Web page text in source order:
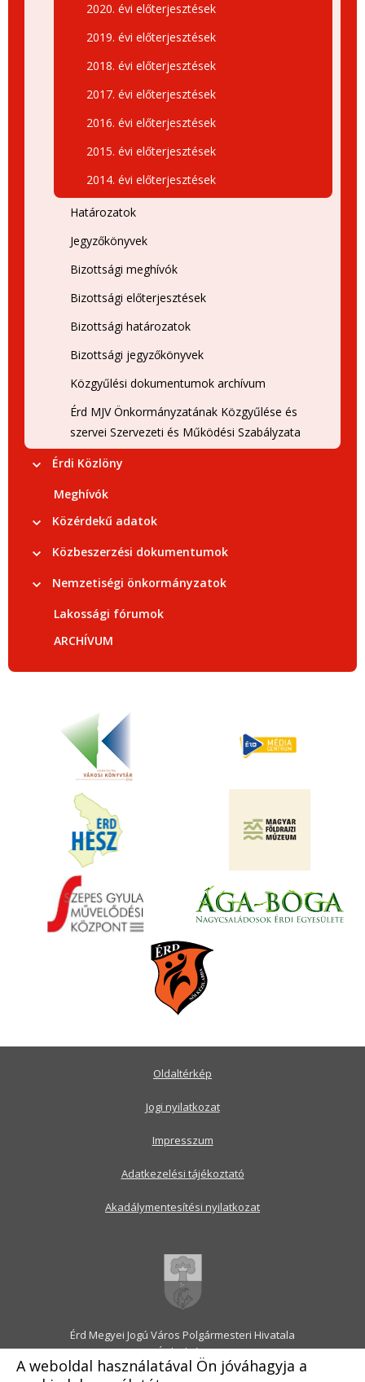
A weboldal használatával Ön jóváhagyja a
2020. évi előterjesztések
2019. évi előterjesztések
2018. évi előterjesztések
2017. évi előterjesztések
2016. évi előterjesztések
2015. évi előterjesztések
2014. évi előterjesztések
Határozatok
Jegyzőkönyvek
Bizottsági meghívók
Bizottsági előterjesztések
Bizottsági határozatok
Bizottsági jegyzőkönyvek
Közgyűlési dokumentumok archívum
Érd MJV Önkormányzatának Közgyűlése és
szervei Szervezeti és Működési Szabályzata
Érdi Közlöny
Meghívók
Közérdekű adatok
Közbeszerzési dokumentumok
Nemzetiségi önkormányzatok
Lakossági fórumok
ARCHÍVUM
Érd Megyei Jogú Város Polgármesteri Hivatala
2030 Érd, Alsó utca 1.
Levélcím: 2031 Érd, Pf.: 31
Oldaltérkép
Jogi nyilatkozat
Impresszum
Adatkezelési tájékoztató
Akadálymentesítési nyilatkozat